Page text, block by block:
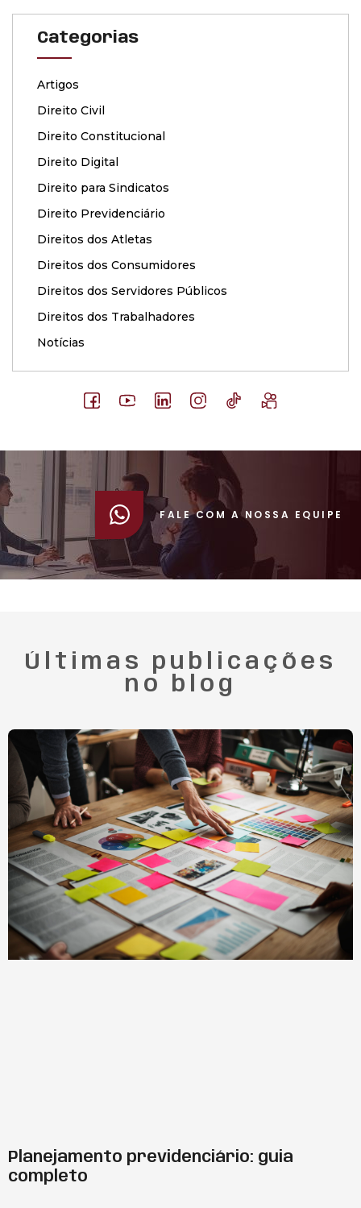
Categorias
Artigos
Direito Civil
Direito Constitucional
Direito Digital
Direito para Sindicatos
Direito Previdenciário
Direitos dos Atletas
Direitos dos Consumidores
Direitos dos Servidores Públicos
Direitos dos Trabalhadores
Notícias
FALE COM A NOSSA EQUIPE
Últimas publicações
no blog
Planejamento previdenciário: guia
completo